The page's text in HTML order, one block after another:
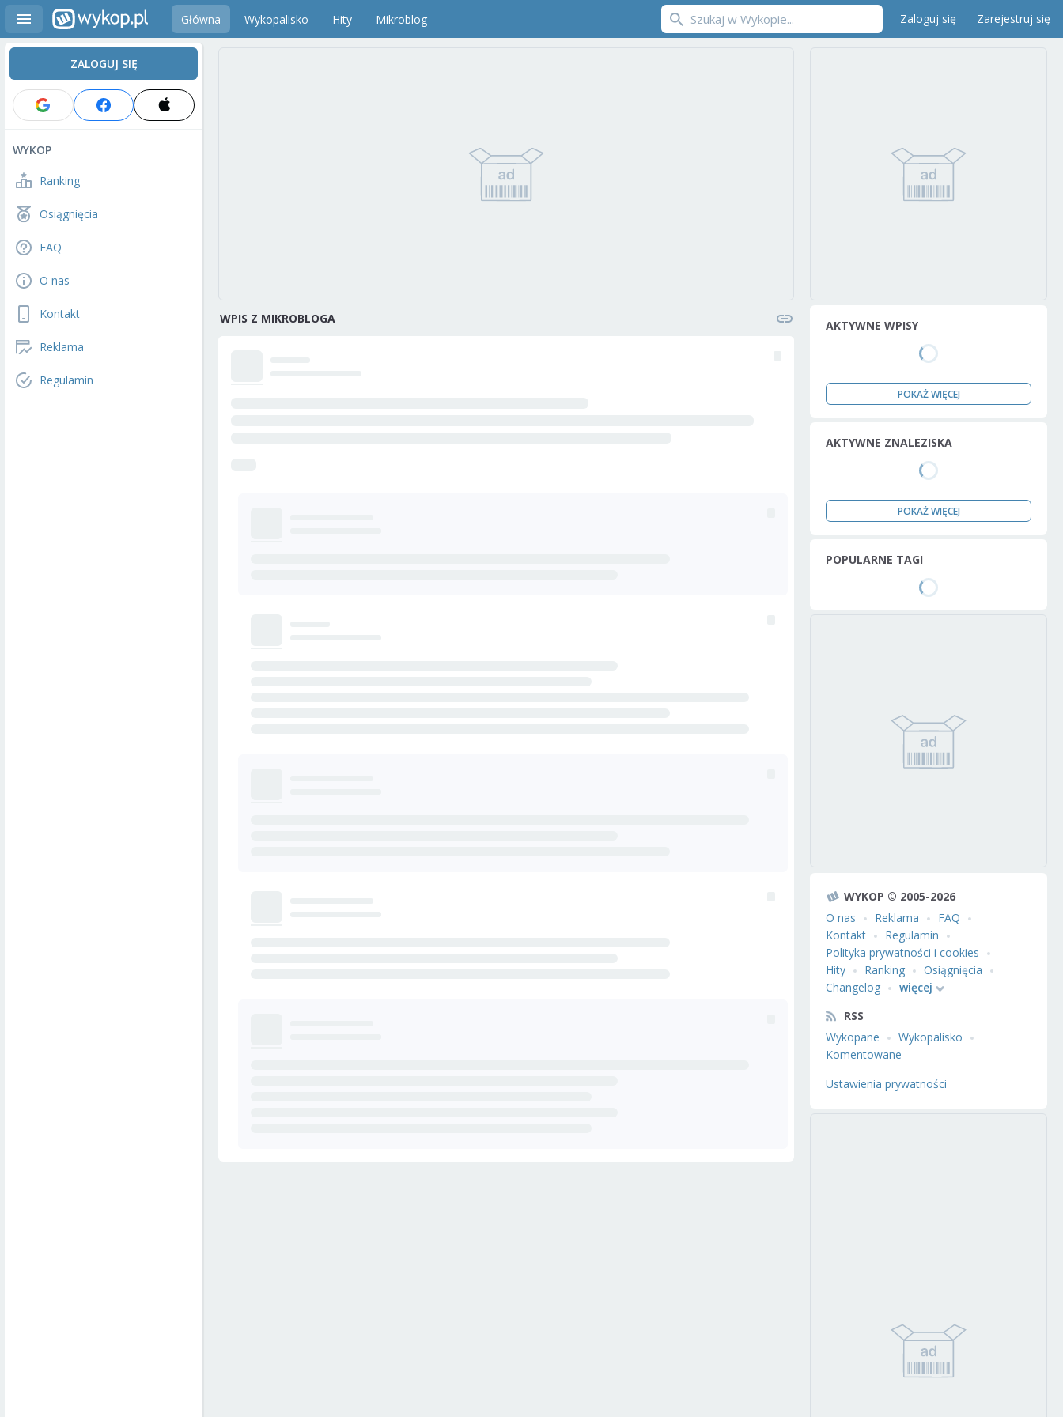
Główna Wykopalisko Hity Mikroblog Zaloguj się Zarejestruj się
ZALOGUJ SIĘ
WYKOP
Ranking
Osiągnięcia
FAQ
O nas
Kontakt
Reklama
Regulamin
WPIS Z MIKROBLOGA AKTYWNE WPISY
POKAŻ WIĘCEJ
AKTYWNE ZNALEZISKA
POKAŻ WIĘCEJ
POPULARNE TAGI
WYKOP © 2005-2026
O nas
Reklama
FAQ
Kontakt
Regulamin
Polityka prywatności i cookies
Hity
Ranking
Osiągnięcia
Changelog
więcej
RSS
Wykopane
Wykopalisko
Komentowane
Ustawienia prywatności